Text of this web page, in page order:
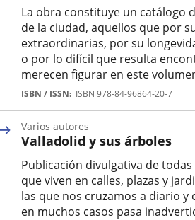
La obra constituye un catálogo
de la ciudad, aquellos que por
extraordinarias, por su
o por lo difícil que resulta
merecen figurar en este
Autor
ISBN / ISSN ISBN 978-84-96864-20-7
Valladolid y sus árboles
Publicación divulgativa de
que viven en calles, plazas y
las que nos cruzamos a diario y
en muchos casos pasa
Varios autores